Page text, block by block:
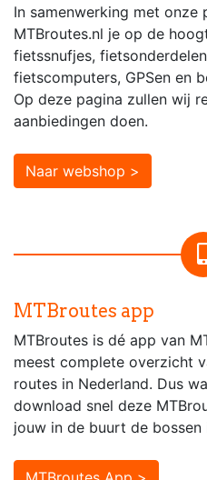
In samenwerking met onze
MTBroutes.nl je op de
fietssnufjes,
fietscomputers, GPSen en
Op deze pagina zullen wij
aanbiedingen doen.
Naar webshop >
MTBroutes app
MTBroutes is dé app van
meest complete overzicht
routes in Nederland. Dus
download snel deze
jouw in de buurt de bossen